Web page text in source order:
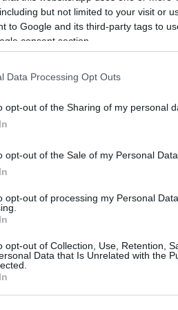
but not limited to your visit or
to Google and its third-party tags to
consent section.
Data Processing Opt Outs
opt-out of the Sharing of my personal
opt-out of the Sale of my Personal Data.
opt-out of processing my Personal
opt-out of Collection, Use, Retention,
Data that Is Unrelated with the
aziendale unico e
la società abbia una sede
l’utilizzo di servizi di
di locazione
locale ungherese. Il
a Budapest. Può stipulare
legale locale l’autorità di
fornire un estratto
devono essere tradotti
li presenterà
per il suo Statuto, la